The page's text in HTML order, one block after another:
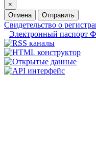
×
Отмена
Отправить
Свидетельство о
Электронный